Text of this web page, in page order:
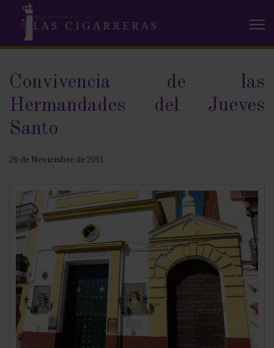
Convivencia de las
Hermandades del Jueves
Santo
26 de Noviembre de 2013